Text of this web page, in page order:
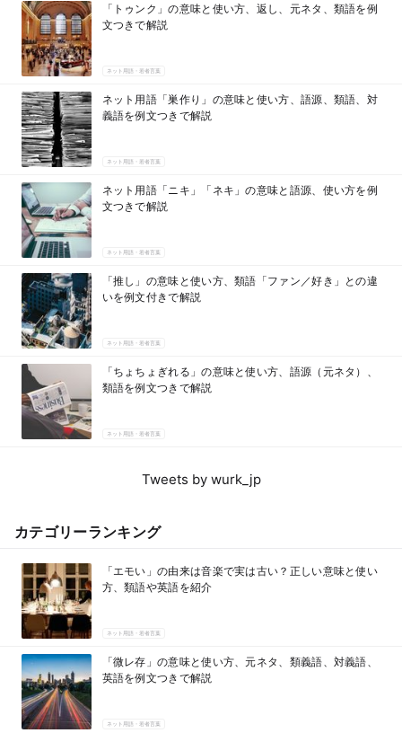
「トゥンク」の意味と使い方、返し、元ネタ、類語を例
文つきで解説
ネット用語・若者言葉
ネット用語「巣作り」の意味と使い方、語源、類語、対
義語を例文つきで解説
ネット用語・若者言葉
ネット用語「ニキ」「ネキ」の意味と語源、使い方を例
文つきで解説
ネット用語・若者言葉
「推し」の意味と使い方、類語「ファン／好き」との違
いを例文付きで解説
ネット用語・若者言葉
「ちょちょぎれる」の意味と使い方、語源（元ネタ）、
類語を例文つきで解説
ネット用語・若者言葉
Tweets by wurk_jp
カテゴリーランキング
「エモい」の由来は音楽で実は古い？正しい意味と使い
方、類語や英語を紹介
ネット用語・若者言葉
「微レ存」の意味と使い方、元ネタ、類義語、対義語、
英語を例文つきで解説
ネット用語・若者言葉